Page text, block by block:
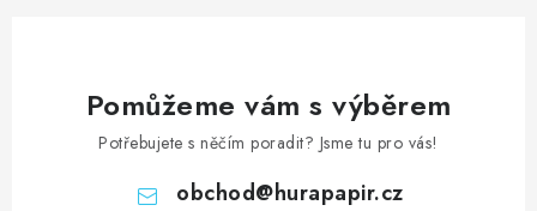
Pomůžeme vám s výběrem
Potřebujete s něčím poradit? Jsme tu pro vás!
obchod@hurapapir.cz